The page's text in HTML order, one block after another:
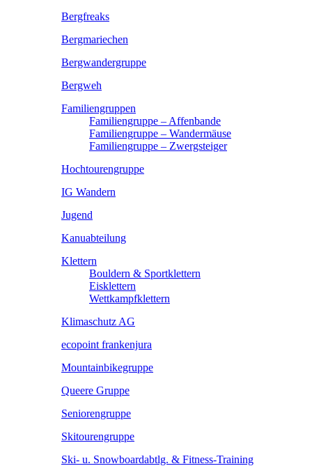
Bergfreaks
Bergmariechen
Bergwandergruppe
Bergweh
Familiengruppen
Familiengruppe – Affenbande
Familiengruppe – Wandermäuse
Familiengruppe – Zwergsteiger
Hochtourengruppe
IG Wandern
Jugend
Kanuabteilung
Klettern
Bouldern & Sportklettern
Eisklettern
Wettkampfklettern
Klimaschutz AG
ecopoint frankenjura
Mountainbikegruppe
Queere Gruppe
Seniorengruppe
Skitourengruppe
Ski- u. Snowboardabtlg. & Fitness-Training